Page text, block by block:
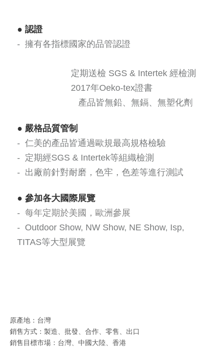
● 認證
- 擁有各指標國家的品管認證
定期送檢 SGS & Intertek 經檢測
2017年Oeko-tex證書
產品皆無鉛、無鎘、無塑化劑
● 嚴格品質管制
- 仁美的產品皆通過歐規最高規格檢驗
- 定期經SGS & Intertek等組織檢測
- 出廠前針對耐磨，色牢，色差等進行測試
● 參加各大國際展覽
- 每年定期於美國，歐洲參展
- Outdoor Show, NW Show, NE Show, Isp,
TITAS等大型展覽
原產地：台灣
銷售方式：製造、批發、合作、零售、出口
銷售目標市場：台灣、中國大陸、香港